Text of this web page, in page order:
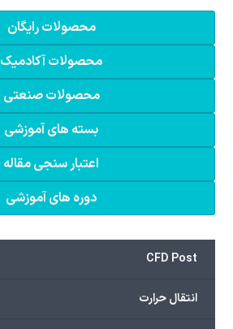
محصولات رایگان
محصولات آکادمیک
محصولات صنعتی
بسته های آموزشی
اعتبار سنجی مقاله
دوره های آموزشی
CFD Post
انتقال حرارت